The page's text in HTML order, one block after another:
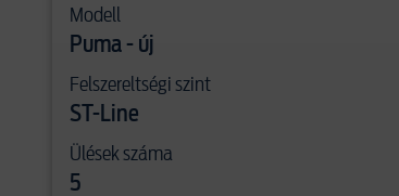
Modell
Puma - új
Felszereltségi szint
ST-Line
Ülések száma
5